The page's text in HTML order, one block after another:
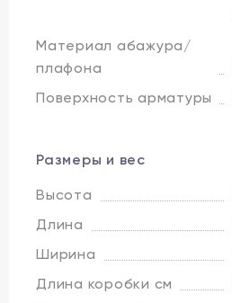
Материал абажура/
плафона
Поверхность арматуры
Размеры и вес
Высота
Длина
Ширина
Длина коробки см